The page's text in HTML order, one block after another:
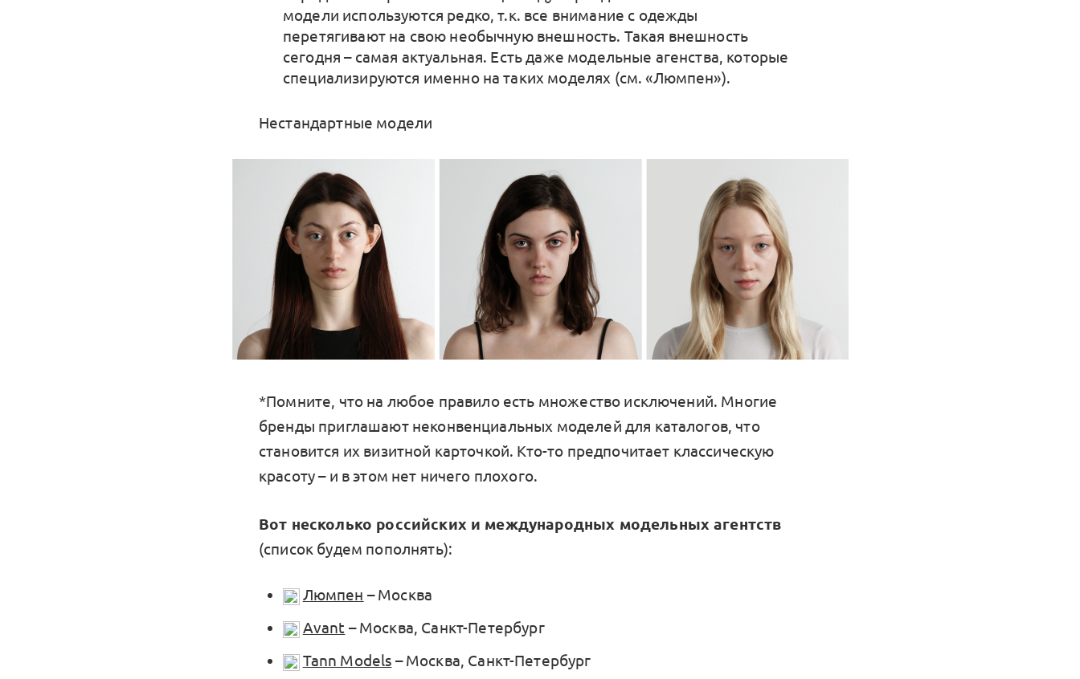
модели используются редко, т.к. все внимание с одежды
перетягивают на свою необычную внешность. Такая внешность
сегодня – самая актуальная. Есть даже модельные агенства, которые
специализируются именно на таких моделях (см. «Люмпен»).
Нестандартные модели
*Помните, что на любое правило есть множество исключений. Многие
бренды приглашают неконвенциальных моделей для каталогов, что
становится их визитной карточкой. Кто-то предпочитает классическую
красоту – и в этом нет ничего плохого.
Вот несколько российских и международных модельных агентств
(список будем пополнять):
Люмпен – Москва
Avant – Москва, Санкт-Петербург
Tann Models – Москва, Санкт-Петербург